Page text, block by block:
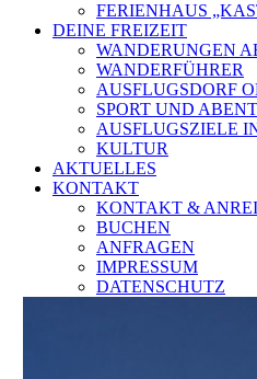
FERIENHAUS
DEINE FREIZEIT
WANDERUNGEN
WANDERFÜHRER
AUSFLUGSDORF
SPORT UND
AUSFLUGSZIELE
KULTUR
AKTUELLES
KONTAKT
KONTAKT &
BUCHEN
ANFRAGEN
IMPRESSUM
DATENSCHUTZ